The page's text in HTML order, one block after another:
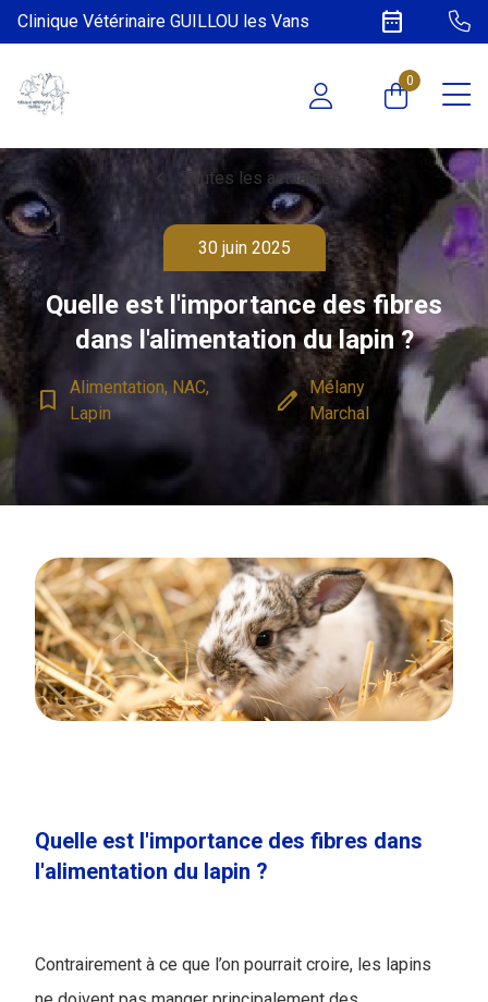
Clinique Vétérinaire GUILLOU les Vans date_range
0
chevron_left Toutes les actualités
30 juin 2025
Quelle est l'importance des fibres
dans l'alimentation du lapin ?
bookmark_border
Alimentation, NAC,
Lapin
edit
Mélany
Marchal
Quelle est l'importance des fibres dans
l'alimentation du lapin ?
Contrairement à ce que l’on pourrait croire, les lapins